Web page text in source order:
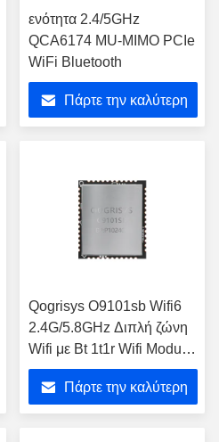
ενότητα 2.4/5GHz
QCA6174 MU-MIMO PCIe
WiFi Bluetooth
Πάρτε την καλύτερη
Qogrisys O9101sb Wifi6
2.4G/5.8GHz Διπλή ζώνη
Wifi με Bt 1t1r Wifi Module
Sdio Interface
Πάρτε την καλύτερη